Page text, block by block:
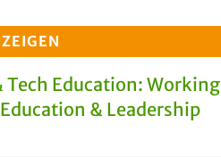
Education: Working
& Leadership